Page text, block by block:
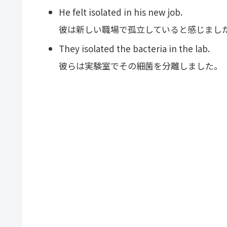
He felt isolated in his new job.
彼は新しい職場で孤立していると感じまし
They isolated the bacteria in the lab.
彼らは実験室でその細菌を分離しました。